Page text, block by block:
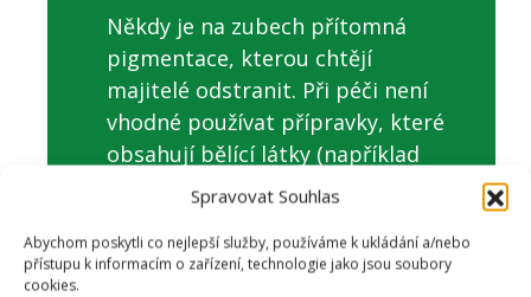
Spravovat Souhlas
Abychom poskytli co nejlepší služby, používáme k ukládání a/nebo
přístupu k informacím o zařízení, technologie jako jsou soubory
cookies.
Někdy je na zubech přítomná
pigmentace, kterou chtějí
majitelé odstranit. Při péči není
vhodné používat přípravky, které
obsahují bělící látky (například
fluor). Psí zub je trochu jiný, než
zub lidský a agresivní fluor může
spíše uškodit. Stejně tak, není
vhodné používat lidské přípravky